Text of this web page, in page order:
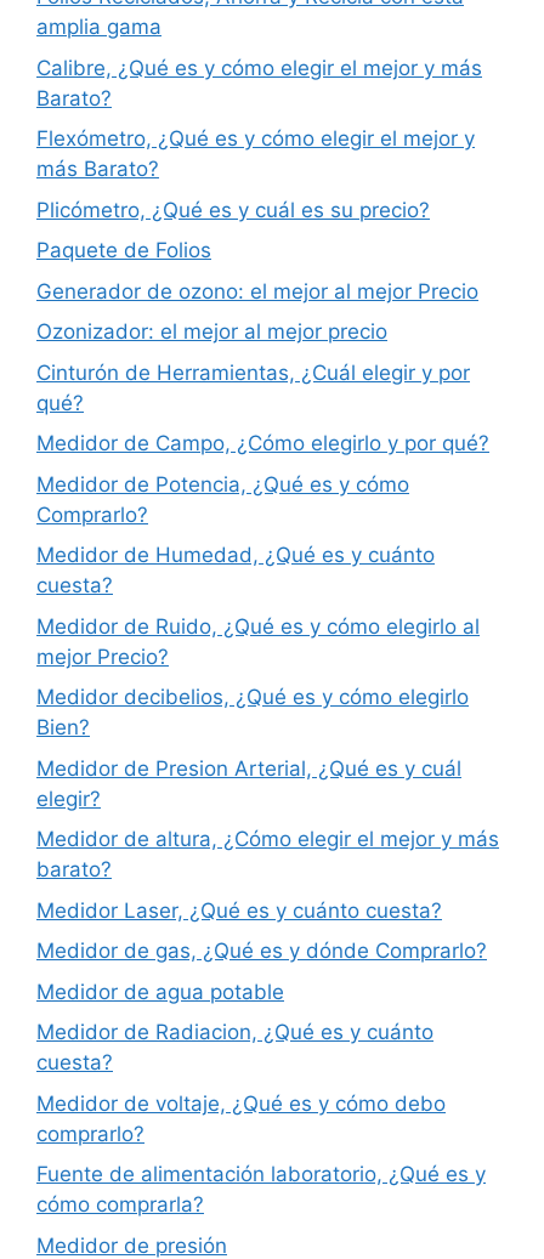
amplia gama
Calibre, ¿Qué es y cómo elegir el mejor y más
Barato?
Flexómetro, ¿Qué es y cómo elegir el mejor y
más Barato?
Plicómetro, ¿Qué es y cuál es su precio?
Paquete de Folios
Generador de ozono: el mejor al mejor Precio
Ozonizador: el mejor al mejor precio
Cinturón de Herramientas, ¿Cuál elegir y por
qué?
Medidor de Campo, ¿Cómo elegirlo y por qué?
Medidor de Potencia, ¿Qué es y cómo
Comprarlo?
Medidor de Humedad, ¿Qué es y cuánto
cuesta?
Medidor de Ruido, ¿Qué es y cómo elegirlo al
mejor Precio?
Medidor decibelios, ¿Qué es y cómo elegirlo
Bien?
Medidor de Presion Arterial, ¿Qué es y cuál
elegir?
Medidor de altura, ¿Cómo elegir el mejor y más
barato?
Medidor Laser, ¿Qué es y cuánto cuesta?
Medidor de gas, ¿Qué es y dónde Comprarlo?
Medidor de agua potable
Medidor de Radiacion, ¿Qué es y cuánto
cuesta?
Medidor de voltaje, ¿Qué es y cómo debo
comprarlo?
Fuente de alimentación laboratorio, ¿Qué es y
cómo comprarla?
Medidor de presión